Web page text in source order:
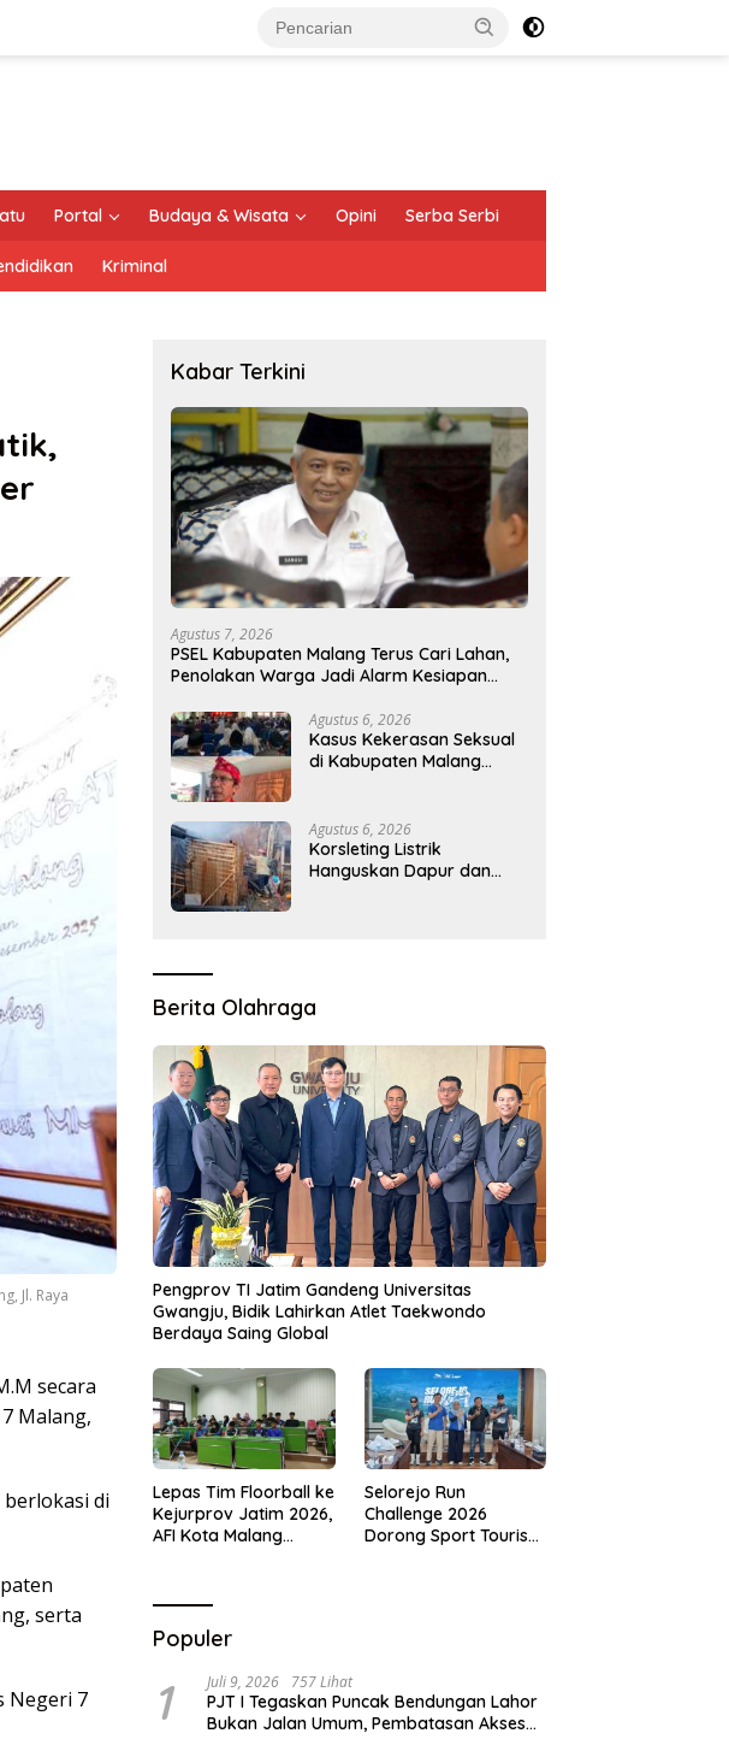
Portal Budaya & Wisata Opini Serba Serbi
Kriminal
Jl. Raya
secara
Malang,
di
serta
Negeri 7
Kabar Terkini
Agustus 7, 2026
PSEL Kabupaten Malang Terus Cari Lahan,
Penolakan Warga Jadi Alarm Kesiapan
Agustus 6, 2026
Kasus Kekerasan Seksual
di Kabupaten Malang
Agustus 6, 2026
Korsleting Listrik
Hanguskan Dapur dan
Berita Olahraga
Pengprov TI Jatim Gandeng Universitas
Gwangju, Bidik Lahirkan Atlet Taekwondo
Berdaya Saing Global
Lepas Tim Floorball ke
Kejurprov Jatim 2026,
AFI Kota Malang
Selorejo Run
Challenge 2026
Dorong Sport Tourism
Populer
1 Juli 9, 2026 757 Lihat
PJT I Tegaskan Puncak Bendungan Lahor
Bukan Jalan Umum, Pembatasan Akses